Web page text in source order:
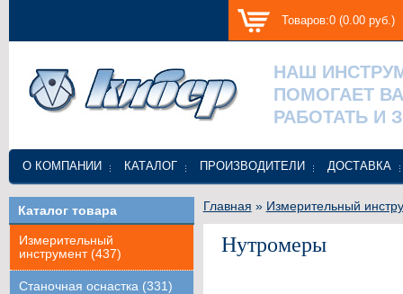
Товаров:0 (0.00 руб.)
НАШ
ПОМОГАЕТ
РАБОТАТЬ И
О КОМПАНИИ КАТАЛОГ ПРОИЗВОДИТЕЛИ ДОСТАВКА
Каталог товара
Измерительный
инструмент (437)
Станочная оснастка (331)
Главная » Измерительный
Нутромеры